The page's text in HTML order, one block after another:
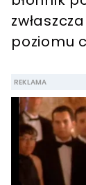
poziomu